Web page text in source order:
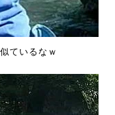
ているなｗ